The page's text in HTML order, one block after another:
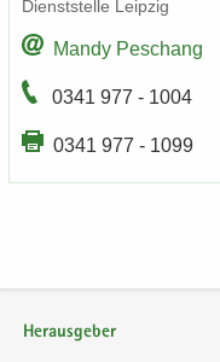
Dienst­stel­le Leip­zig
Mandy Peschang
0341 977 - 1004
0341 977 - 1099
Herausgeber